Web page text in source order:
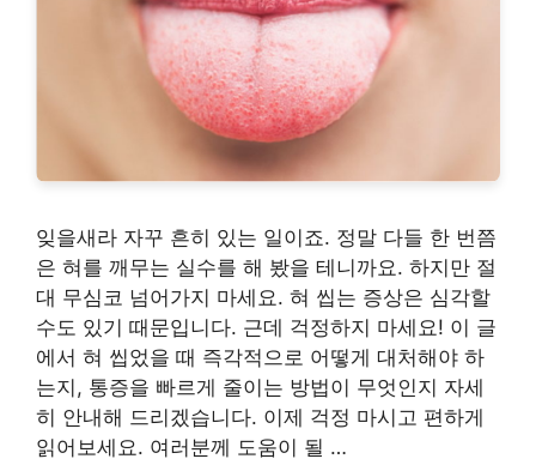
잊을새라 자꾸 흔히 있는 일이죠. 정말 다들 한 번쯤
은 혀를 깨무는 실수를 해 봤을 테니까요. 하지만 절
대 무심코 넘어가지 마세요. 혀 씹는 증상은 심각할
수도 있기 때문입니다. 근데 걱정하지 마세요! 이 글
에서 혀 씹었을 때 즉각적으로 어떻게 대처해야 하
는지, 통증을 빠르게 줄이는 방법이 무엇인지 자세
히 안내해 드리겠습니다. 이제 걱정 마시고 편하게
읽어보세요. 여러분께 도움이 될 …